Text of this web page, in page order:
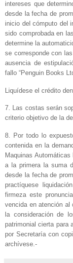
intereses que
desde la fecha de
inicio del cómputo del
sido comprobada en
determine la
se corresponde con
ausencia de
fallo “Penguin Books
Liquídese el crédito
7. Las costas serán
criterio objetivo de la
8. Por todo lo
contenida en la
Maquinas
a la primera la suma
desde la fecha de
practíquese
firmeza este
vencida en atención al
la consideración de
patrimonial cierta para
por Secretaría con
archívese.-